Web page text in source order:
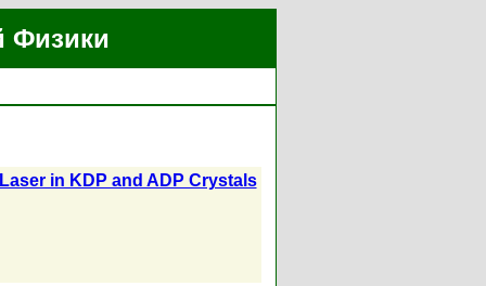
Физики
in KDP and ADP Crystals